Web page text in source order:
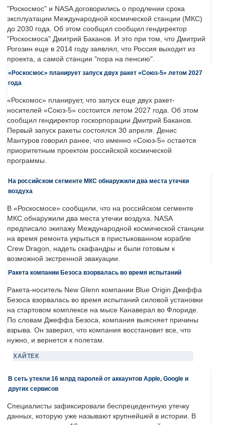
"Роскосмос" и NASA договорились о продлении срока
эксплуатации Международной космической станции (МКС)
до 2030 года. Об этом сообщил сообщил гендиректор
"Роскосмоса" Дмитрий Баканов. И это при том, что Дмитрий
Рогозин еще в 2014 году заявлял, что Россия выходит из
проекта, а самой станции "пора на пенсию".
«Роскосмос» планирует запуск двух ракет «Союз-5» летом 2027
года
«Роскомос» планирует, что запуск еще двух ракет-
носителей «Союз-5» состоится летом 2027 года. Об этом
сообщил гендиректор госкорпорации Дмитрий Баканов.
Первый запуск ракеты состоялся 30 апреля. Денис
Мантуров говорил ранее, что именно «Союз-5» остается
приоритетным проектом российской космической
программы.
На российском сегменте МКС обнаружили два места утечки
воздуха
В «Роскосмосе» сообщили, что на российском сегменте
МКС обнаружили два места утечки воздуха. NASA
предписало экипажу Международной космической станции
на время ремонта укрыться в пристыкованном корабле
Crew Dragon, надеть скафандры и были готовым к
возможной экстренной эвакуации.
Ракета компании Безоса взорвалась во время испытаний
Ракета-носитель New Glenn компании Blue Origin Джеффа
Безоса взорвалась во время испытаний силовой установки
на стартовом комплексе на мысе Канаверал во Флориде.
По словам Джеффа Безоса, компания выясняет причины
взрыва. Он заверил, что компания восстановит все, что
нужно, и вернется к полетам.
ХАЙТЕК
В сеть утекли 16 млрд паролей от аккаунтов Apple, Google и
других сервисов
Специалисты зафиксировали беспрецедентную утечку
данных, которую уже называют крупнейшей в истории. В